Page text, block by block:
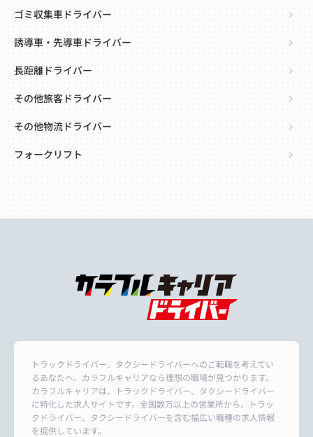
ゴミ収集車ドライバー
誘導車・先導車ドライバー
長距離ドライバー
その他旅客ドライバー
その他物流ドライバー
フォークリフト
トラックドライバー、タクシードライバーへのご転職を考えてい
るあなたへ、カラフルキャリアなら理想の職場が見つかります。
カラフルキャリアは、トラックドライバー、タクシードライバー
に特化した求人サイトです。全国数万以上の営業所から、トラッ
クドライバー、タクシードライバーを含む幅広い職種の求人情報
を提供しています。